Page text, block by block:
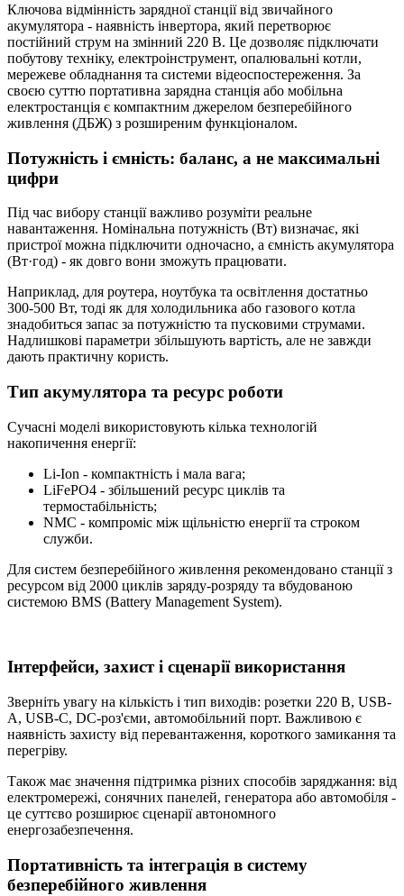
Ключова відмінність зарядної станції від звичайного
акумулятора - наявність інвертора, який перетворює
постійний струм на змінний 220 В. Це дозволяє підключати
побутову техніку, електроінструмент, опалювальні котли,
мережеве обладнання та системи відеоспостереження. За
своєю суттю портативна зарядна станція або мобільна
електростанція є компактним джерелом безперебійного
живлення (ДБЖ) з розширеним функціоналом.
Потужність і ємність: баланс, а не максимальні
цифри
Під час вибору станції важливо розуміти реальне
навантаження. Номінальна потужність (Вт) визначає, які
пристрої можна підключити одночасно, а ємність акумулятора
(Вт·год) - як довго вони зможуть працювати.
Наприклад, для роутера, ноутбука та освітлення достатньо
300-500 Вт, тоді як для холодильника або газового котла
знадобиться запас за потужністю та пусковими струмами.
Надлишкові параметри збільшують вартість, але не завжди
дають практичну користь.
Тип акумулятора та ресурс роботи
Сучасні моделі використовують кілька технологій
накопичення енергії:
Li-Ion - компактність і мала вага;
LiFePO4 - збільшений ресурс циклів та
термостабільність;
NMC - компроміс між щільністю енергії та строком
служби.
Для систем безперебійного живлення рекомендовано станції з
ресурсом від 2000 циклів заряду-розряду та вбудованою
системою BMS (Battery Management System).
Інтерфейси, захист і сценарії використання
Зверніть увагу на кількість і тип виходів: розетки 220 В, USB-
A, USB-C, DC-роз'єми, автомобільний порт. Важливою є
наявність захисту від перевантаження, короткого замикання та
перегріву.
Також має значення підтримка різних способів заряджання: від
електромережі, сонячних панелей, генератора або автомобіля -
це суттєво розширює сценарії автономного
енергозабезпечення.
Портативність та інтеграція в систему
безперебійного живлення